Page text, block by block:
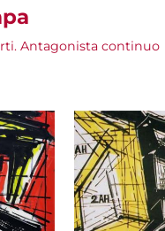
Antagonista continuo